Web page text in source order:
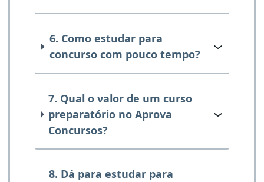
6. Como estudar para
concurso com pouco tempo?
7. Qual o valor de um curso
preparatório no Aprova
Concursos?
8. Dá para estudar para